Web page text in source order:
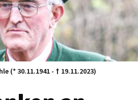
(* 30.11.1941 - † 19.11.2023)